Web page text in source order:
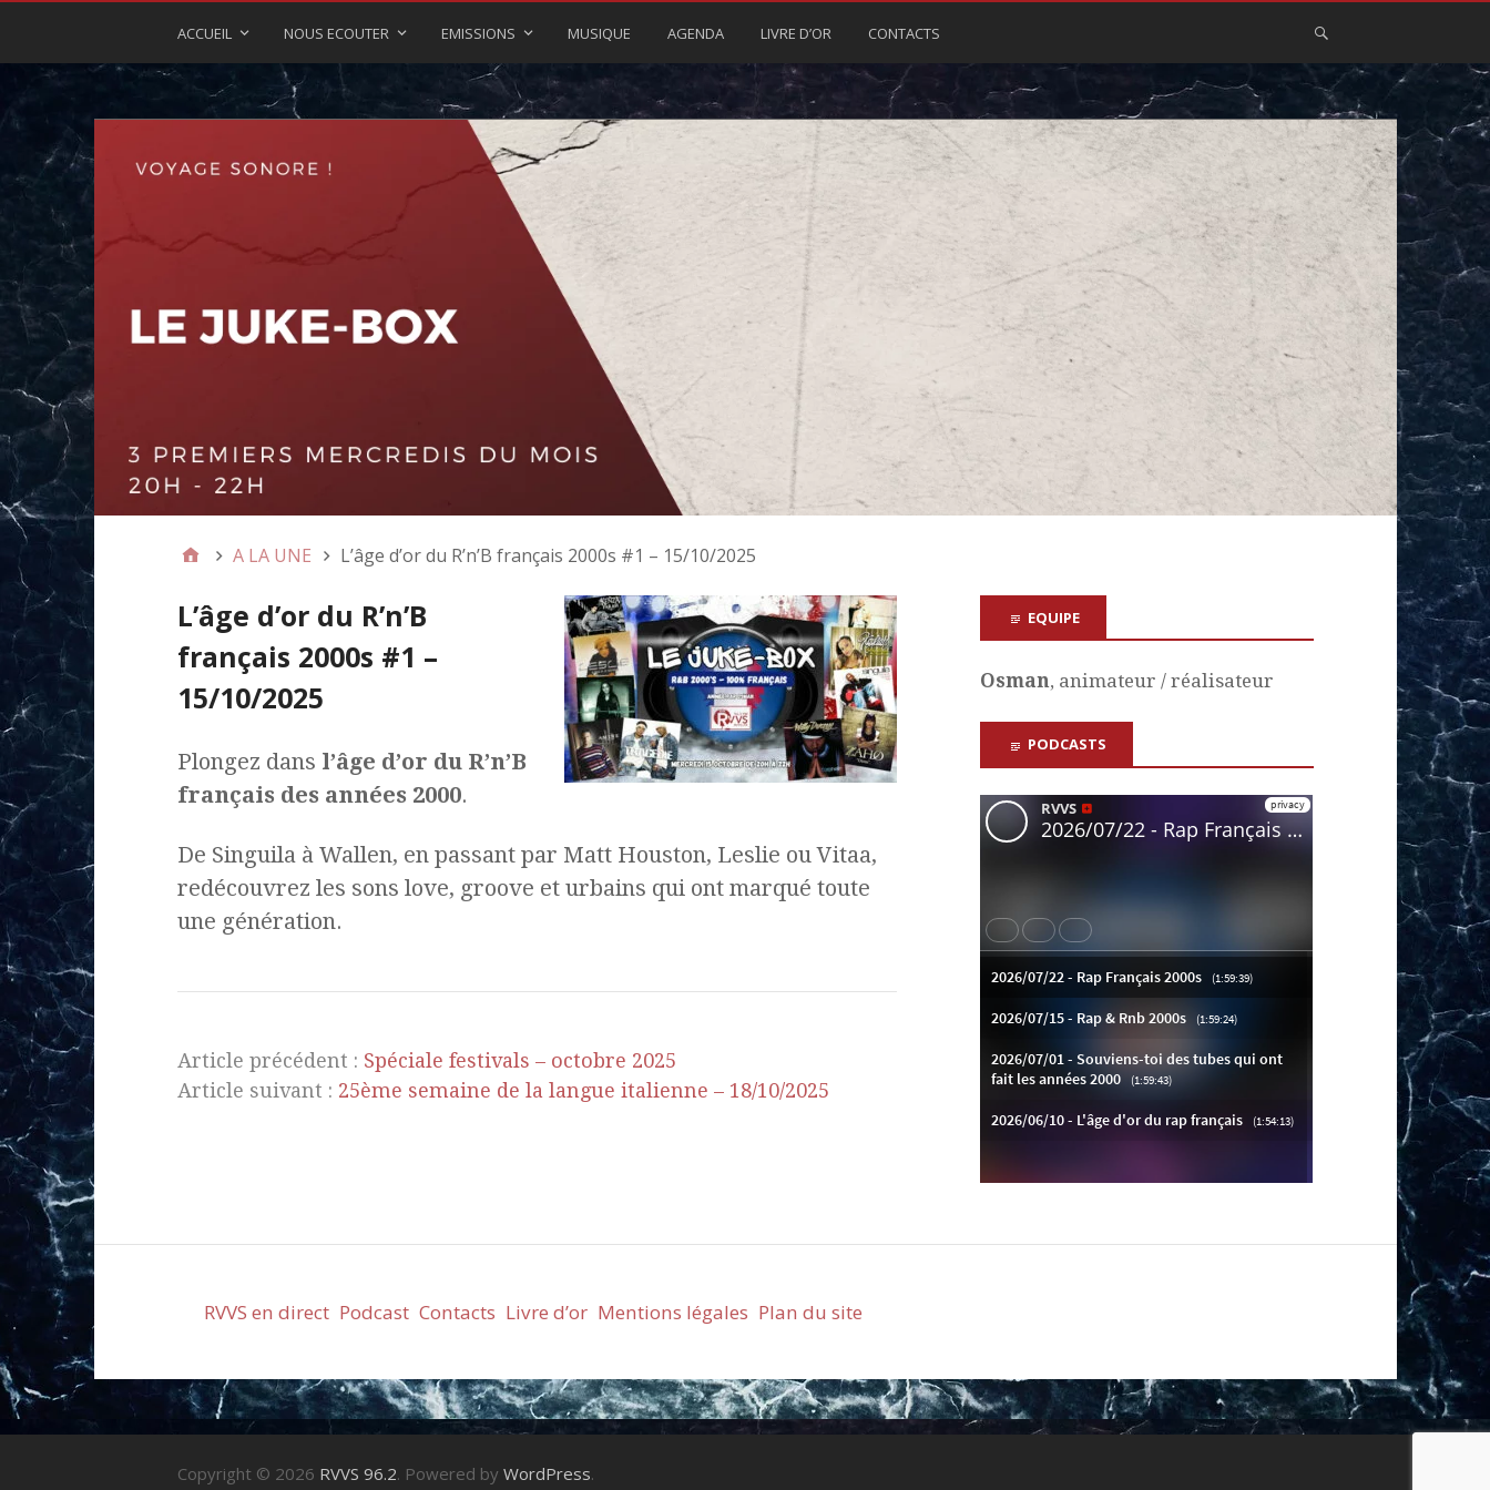
ACCUEIL NOUS ECOUTER EMISSIONS MUSIQUE AGENDA LIVRE D’OR CONTACTS
A LA UNE L’âge d’or du R’n’B français 2000s #1 – 15/10/2025
L’âge d’or du R’n’B
français 2000s #1 –
15/10/2025
Plongez dans l’âge d’or du R’n’B
français des années 2000.
De Singuila à Wallen, en passant par Matt Houston, Leslie ou Vitaa,
redécouvrez les sons love, groove et urbains qui ont marqué toute
une génération.
Article précédent : Spéciale festivals – octobre 2025
Article suivant : 25ème semaine de la langue italienne – 18/10/2025
EQUIPE
Osman, animateur / réalisateur
PODCASTS
RVVS en direct Podcast Contacts Livre d’or Mentions légales Plan du site
Copyright © 2026 RVVS 96.2. Powered by WordPress.